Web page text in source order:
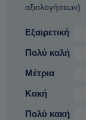
αξιολογήσεων)
Εξαιρετική
Πολύ καλή
Μέτρια
Κακή
Πολύ κακή